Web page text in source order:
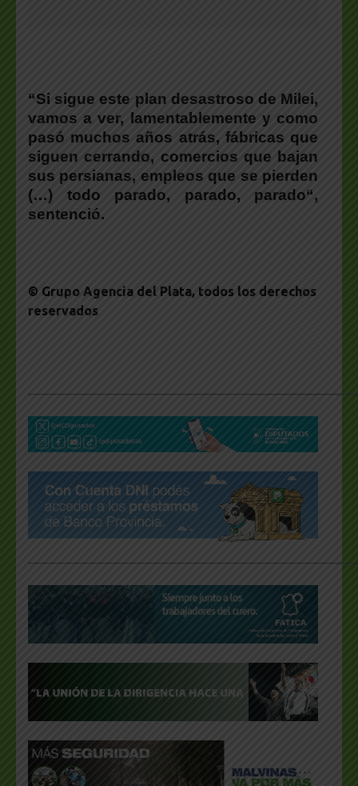
“Si sigue este plan desastroso de Milei,
vamos a ver, lamentablemente y como
pasó muchos años atrás, fábricas que
siguen cerrando, comercios que bajan
sus persianas, empleos que se pierden
(…) todo parado, parado, parado“,
sentenció.
© Grupo Agencia del Plata, todos los derechos
reservados